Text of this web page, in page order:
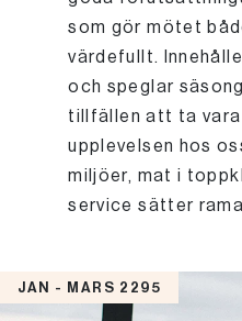
som gör mötet
värdefullt.
och speglar
tillfällen att ta vara
upplevelsen hos
miljöer, mat i
service sätter
JAN - MARS 2295